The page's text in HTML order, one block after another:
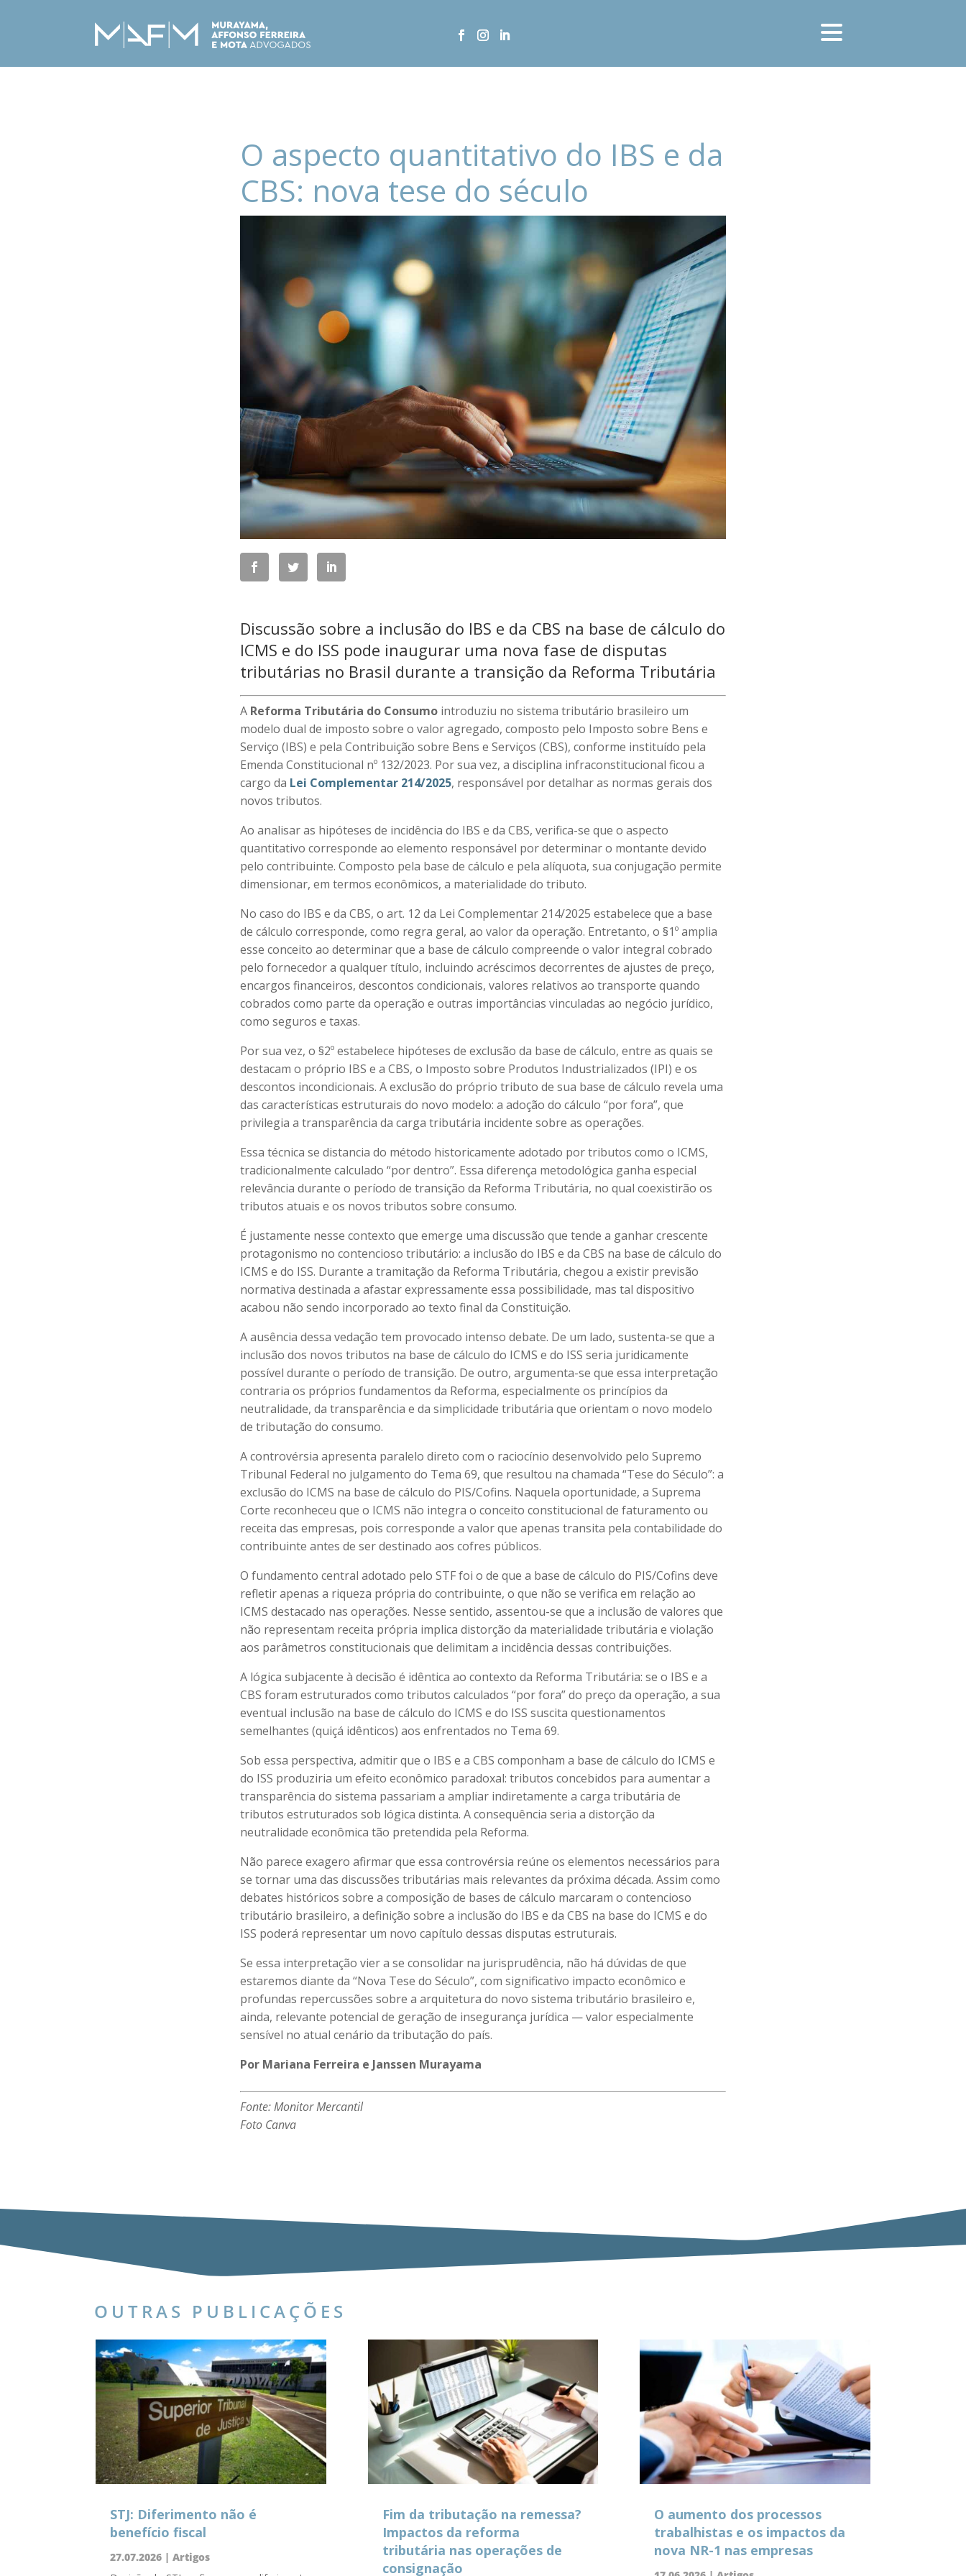
O aspecto quantitativo do IBS e da
CBS: nova tese do século
Discussão sobre a inclusão do IBS e da CBS na base de cálculo do
ICMS e do ISS pode inaugurar uma nova fase de disputas
tributárias no Brasil durante a transição da Reforma Tributária
A Reforma Tributária do Consumo introduziu no sistema tributário brasileiro um
modelo dual de imposto sobre o valor agregado, composto pelo Imposto sobre Bens e
Serviço (IBS) e pela Contribuição sobre Bens e Serviços (CBS), conforme instituído pela
Emenda Constitucional nº 132/2023. Por sua vez, a disciplina infraconstitucional ficou a
cargo da Lei Complementar 214/2025, responsável por detalhar as normas gerais dos
novos tributos.
Ao analisar as hipóteses de incidência do IBS e da CBS, verifica-se que o aspecto
quantitativo corresponde ao elemento responsável por determinar o montante devido
pelo contribuinte. Composto pela base de cálculo e pela alíquota, sua conjugação permite
dimensionar, em termos econômicos, a materialidade do tributo.
No caso do IBS e da CBS, o art. 12 da Lei Complementar 214/2025 estabelece que a base
de cálculo corresponde, como regra geral, ao valor da operação. Entretanto, o §1º amplia
esse conceito ao determinar que a base de cálculo compreende o valor integral cobrado
pelo fornecedor a qualquer título, incluindo acréscimos decorrentes de ajustes de preço,
encargos financeiros, descontos condicionais, valores relativos ao transporte quando
cobrados como parte da operação e outras importâncias vinculadas ao negócio jurídico,
como seguros e taxas.
Por sua vez, o §2º estabelece hipóteses de exclusão da base de cálculo, entre as quais se
destacam o próprio IBS e a CBS, o Imposto sobre Produtos Industrializados (IPI) e os
descontos incondicionais. A exclusão do próprio tributo de sua base de cálculo revela uma
das características estruturais do novo modelo: a adoção do cálculo “por fora”, que
privilegia a transparência da carga tributária incidente sobre as operações.
Essa técnica se distancia do método historicamente adotado por tributos como o ICMS,
tradicionalmente calculado “por dentro”. Essa diferença metodológica ganha especial
relevância durante o período de transição da Reforma Tributária, no qual coexistirão os
tributos atuais e os novos tributos sobre consumo.
É justamente nesse contexto que emerge uma discussão que tende a ganhar crescente
protagonismo no contencioso tributário: a inclusão do IBS e da CBS na base de cálculo do
ICMS e do ISS. Durante a tramitação da Reforma Tributária, chegou a existir previsão
normativa destinada a afastar expressamente essa possibilidade, mas tal dispositivo
acabou não sendo incorporado ao texto final da Constituição.
A ausência dessa vedação tem provocado intenso debate. De um lado, sustenta-se que a
inclusão dos novos tributos na base de cálculo do ICMS e do ISS seria juridicamente
possível durante o período de transição. De outro, argumenta-se que essa interpretação
contraria os próprios fundamentos da Reforma, especialmente os princípios da
neutralidade, da transparência e da simplicidade tributária que orientam o novo modelo
de tributação do consumo.
A controvérsia apresenta paralelo direto com o raciocínio desenvolvido pelo Supremo
Tribunal Federal no julgamento do Tema 69, que resultou na chamada “Tese do Século”: a
exclusão do ICMS na base de cálculo do PIS/Cofins. Naquela oportunidade, a Suprema
Corte reconheceu que o ICMS não integra o conceito constitucional de faturamento ou
receita das empresas, pois corresponde a valor que apenas transita pela contabilidade do
contribuinte antes de ser destinado aos cofres públicos.
O fundamento central adotado pelo STF foi o de que a base de cálculo do PIS/Cofins deve
refletir apenas a riqueza própria do contribuinte, o que não se verifica em relação ao
ICMS destacado nas operações. Nesse sentido, assentou-se que a inclusão de valores que
não representam receita própria implica distorção da materialidade tributária e violação
aos parâmetros constitucionais que delimitam a incidência dessas contribuições.
A lógica subjacente à decisão é idêntica ao contexto da Reforma Tributária: se o IBS e a
CBS foram estruturados como tributos calculados “por fora” do preço da operação, a sua
eventual inclusão na base de cálculo do ICMS e do ISS suscita questionamentos
semelhantes (quiçá idênticos) aos enfrentados no Tema 69.
Sob essa perspectiva, admitir que o IBS e a CBS componham a base de cálculo do ICMS e
do ISS produziria um efeito econômico paradoxal: tributos concebidos para aumentar a
transparência do sistema passariam a ampliar indiretamente a carga tributária de
tributos estruturados sob lógica distinta. A consequência seria a distorção da
neutralidade econômica tão pretendida pela Reforma.
Não parece exagero afirmar que essa controvérsia reúne os elementos necessários para
se tornar uma das discussões tributárias mais relevantes da próxima década. Assim como
debates históricos sobre a composição de bases de cálculo marcaram o contencioso
tributário brasileiro, a definição sobre a inclusão do IBS e da CBS na base do ICMS e do
ISS poderá representar um novo capítulo dessas disputas estruturais.
Se essa interpretação vier a se consolidar na jurisprudência, não há dúvidas de que
estaremos diante da “Nova Tese do Século”, com significativo impacto econômico e
profundas repercussões sobre a arquitetura do novo sistema tributário brasileiro e,
ainda, relevante potencial de geração de insegurança jurídica — valor especialmente
sensível no atual cenário da tributação do país.
Por Mariana Ferreira e Janssen Murayama
Fonte: Monitor Mercantil
Foto Canva
OUTRAS PUBLICAÇÕES
STJ: Diferimento não é
benefício fiscal
27.07.2026 |Artigos
Fim da tributação na remessa?
Impactos da reforma
tributária nas operações de
consignação
O aumento dos processos
trabalhistas e os impactos da
nova NR-1 nas empresas